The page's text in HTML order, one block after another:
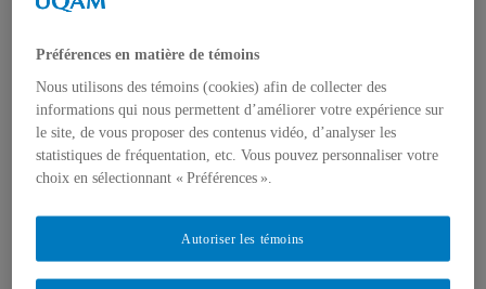
Activités
Événements à venir
Perspectives et dialogue
Vidéos et baladodiffusions
Préférences en matière de témoins
Nous utilisons des témoins (cookies) afin de collecter des
informations qui nous permettent d’améliorer votre expérience sur
le site, de vous proposer des contenus vidéo, d’analyser les
statistiques de fréquentation, etc. Vous pouvez personnaliser votre
choix en sélectionnant « Préférences ».
Autoriser les témoins